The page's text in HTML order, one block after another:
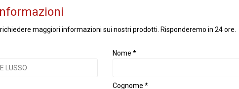
maggiori informazioni sui nostri prodotti. Risponderemo in 24 ore.
Nome *
Cognome *